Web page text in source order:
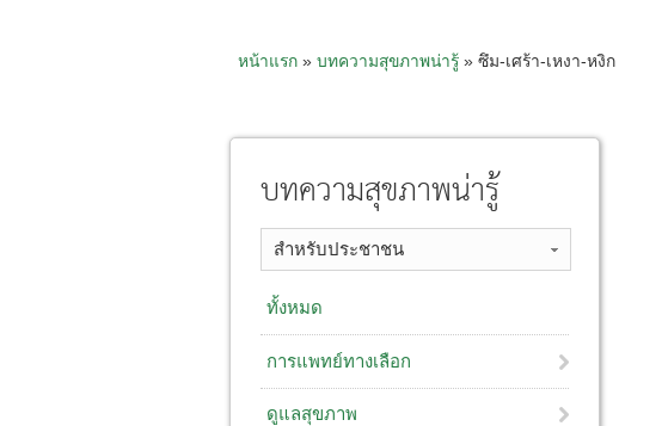
หน้าแรก» บทความสุขภาพน่ารู้» ซึม-เศร้า-เหงา-หงิก
บทความสุขภาพน่ารู้
สำหรับประชาชน
ทั้งหมด
การแพทย์ทางเลือก
ดูแลสุขภาพ